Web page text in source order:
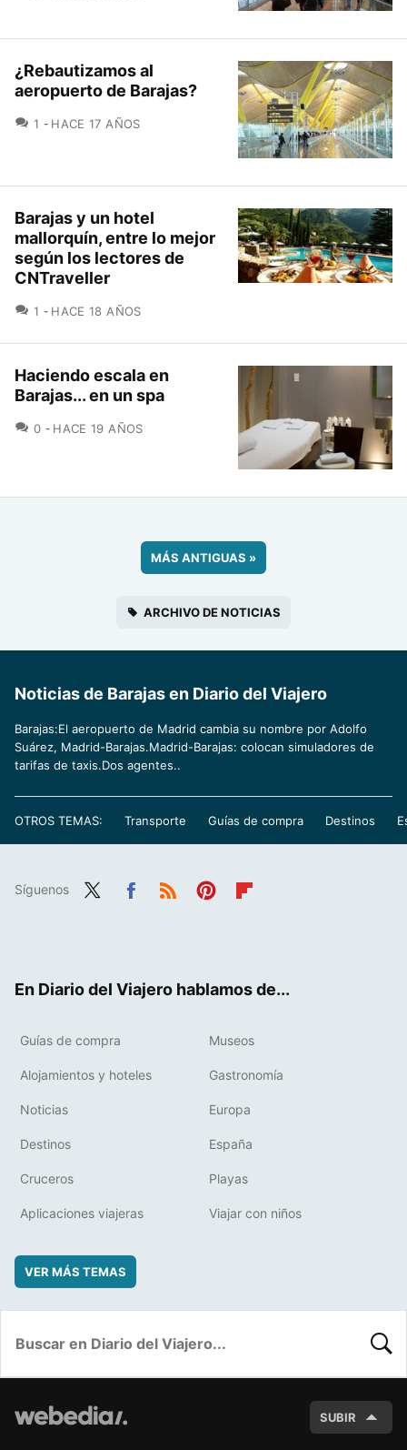
¿Rebautizamos al
aeropuerto de Barajas?
1 COMENTARIOS
HACE 17 AÑOS
Barajas y un hotel
mallorquín, entre lo mejor
según los lectores de
CNTraveller
1 COMENTARIOS
HACE 18 AÑOS
Haciendo escala en
Barajas... en un spa
0 COMENTARIOS
HACE 19 AÑOS
MÁS ANTIGUAS »
ARCHIVO DE NOTICIAS
Noticias de Barajas en Diario del Viajero
Barajas:El aeropuerto de Madrid cambia su nombre por Adolfo
Suárez, Madrid-Barajas.Madrid-Barajas: colocan simuladores de
tarifas de taxis.Dos agentes..
OTROS TEMAS: Transporte Guías de compra Destinos
Síguenos
En Diario del Viajero hablamos de...
Guías de compra Museos
Alojamientos y hoteles Gastronomía
Noticias Europa
Destinos España
Cruceros Playas
Aplicaciones viajeras Viajar con niños
VER MÁS TEMAS
SUBIR